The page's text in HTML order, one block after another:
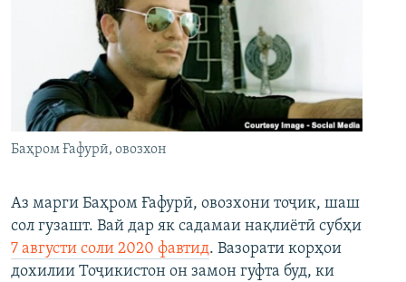
Баҳром Ғафурӣ, овозхон
Аз марги Баҳром Ғафурӣ, овозхони тоҷик, шаш
сол гузашт. Вай дар як садамаи нақлиётӣ субҳи
7 августи соли 2020 фавтид. Вазорати корҳои
дохилии Тоҷикистон он замон гуфта буд, ки